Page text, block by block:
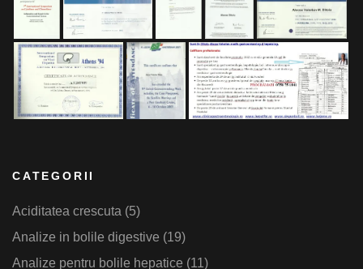
CATEGORII
Aciditatea crescuta (5)
Analize in bolile digestive (19)
Analize pentru bolile hepatice (11)